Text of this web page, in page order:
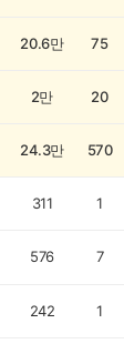
20.6만 75
2만 20
24.3만 570
311 1
576 7
242 1